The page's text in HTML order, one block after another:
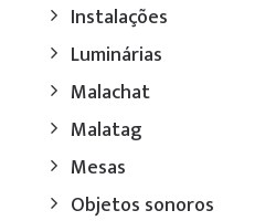
Instalações
Luminárias
Malachat
Malatag
Mesas
Objetos sonoros